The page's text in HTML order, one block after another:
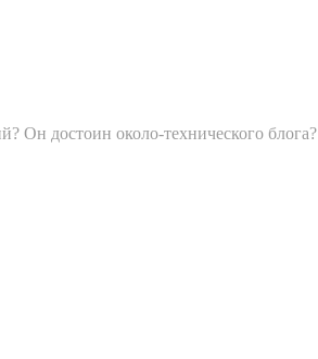
Он достоин около-технического блога?